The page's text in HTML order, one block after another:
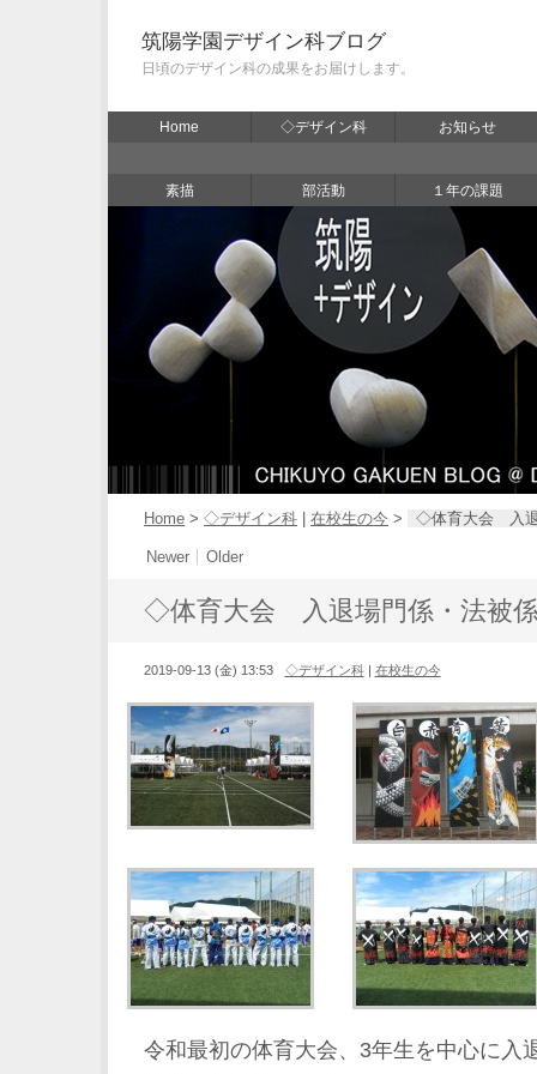
筑陽学園デザイン科ブログ
日頃のデザイン科の成果をお届けします。
Home ◇デザイン科 お知らせ
素描 部活動 １年の課題
Home > ◇デザイン科 在校生の今 > ◇体育大会 入退
Newer Older
◇体育大会 入退場門係・法被
2019-09-13 (金) 13:53 ◇デザイン科| 在校生の今
令和最初の体育大会、3年生を中心に入